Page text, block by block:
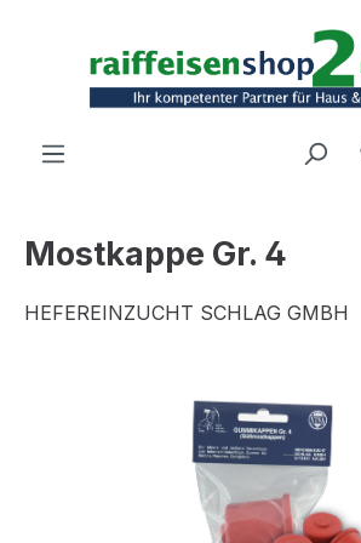
Mostkappe Gr. 4
HEFEREINZUCHT SCHLAG GMBH